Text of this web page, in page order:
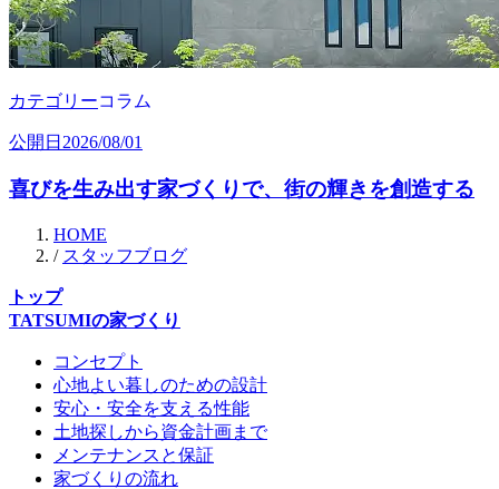
カテゴリーコラム
公開日 2026/08/01
喜びを生み出す家づくりで、街の輝きを創造する
HOME
/ スタッフブログ
トップ
TATSUMIの家づくり
コンセプト
心地よい暮しのための設計
安心・安全を支える性能
土地探しから資金計画まで
メンテナンスと保証
家づくりの流れ